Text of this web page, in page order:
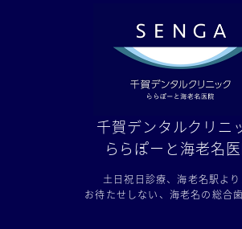
千賀デンタルクリニ
ららぽーと海老名
土日祝日診療、海老名駅よ
お待たせしない、海老名の総合